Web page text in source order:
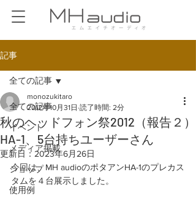
記事
全ての記事
イベント
メディア掲載
ショップ
使用例
全ての記事
秋のヘッドフォン祭2012（報告２）
HA-1、5台持ちユーザーさん
monozukitaro
2012年10月31日 読了時間: 2分
更新日： 2023年6月26日
今回は、MH audioのポタアンHA-1のプレカス
タムを４台展示しました。